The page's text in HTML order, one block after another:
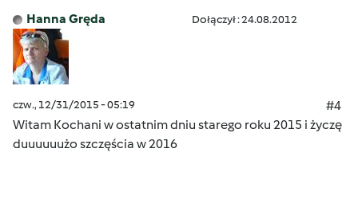
Hanna Gręda Dołączył : 24.08.2012
czw., 12/31/2015 - 05:19
#4
Witam Kochani w ostatnim dniu starego roku 2015 i życzę
duuuuuużo szczęścia w 2016